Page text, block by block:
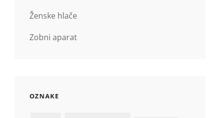
Ženske hlače
Zobni aparat
OZNAKE